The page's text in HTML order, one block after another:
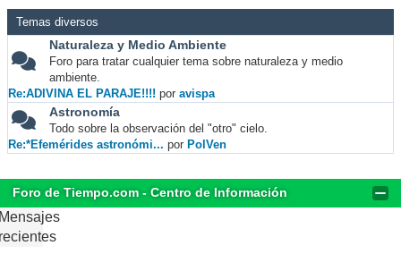
Temas diversos
Naturaleza y Medio Ambiente
Foro para tratar cualquier tema sobre naturaleza y medio
ambiente.
Re:ADIVINA EL PARAJE!!!! por avispa
Astronomía
Todo sobre la observación del "otro" cielo.
Re:*Efemérides astronómi... por PolVen
Foro de Tiempo.com - Centro de Información